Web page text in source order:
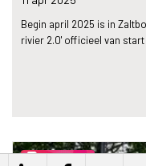
Begin april 2025 is in
rivier 2.0' officieel van
description Artikel